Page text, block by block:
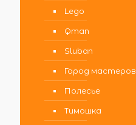
Lego
Qman
Sluban
Город мастеров
Полесье
Тимошка